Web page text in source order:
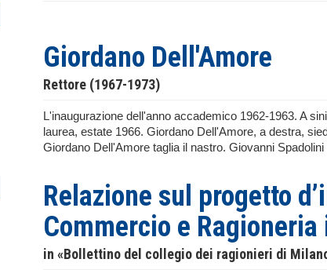
Giordano Dell'Amore
Rettore (1967-1973)
L'inaugurazione dell'anno accademico 1962-1963. A
laurea, estate 1966. Giordano Dell'Amore, a destra,
Giordano Dell'Amore taglia il nastro. Giovanni
Relazione sul progetto
Commercio e
in «Bollettino del collegio dei ragionieri di